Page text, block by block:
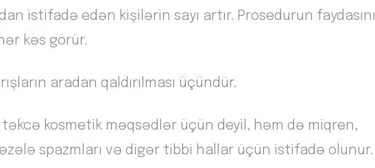
istifadə edən kişilərin sayı artır. Prosedurun faydasını
kəs görür.
aradan qaldırılması üçündür.
kosmetik məqsədlər üçün deyil, həm də miqren,
spazmları və digər tibbi hallar üçün istifadə olunur.